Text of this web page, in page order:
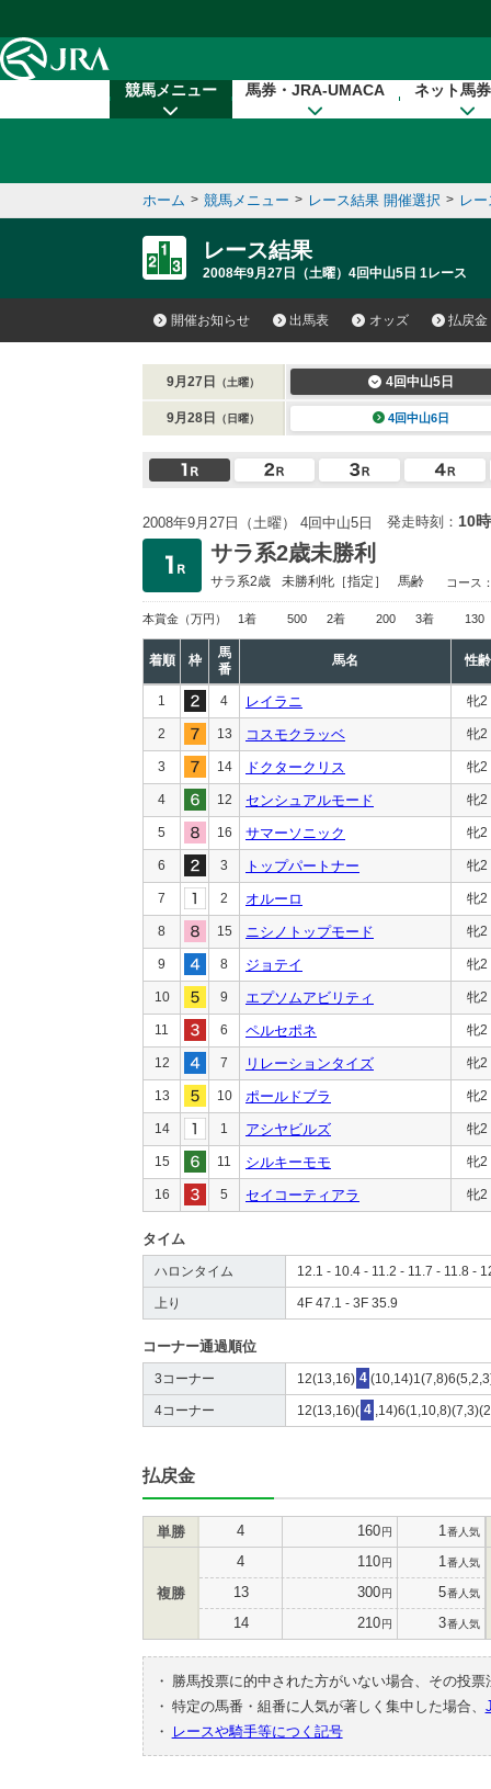
競馬メニュー 馬券・JRA-UMACA ネット馬
ホーム > 競馬メニュー > レース結果 開催選択 > レ
レース結果
2008年9月27日（土曜）4回中山5日 1レース
開催お知らせ 出馬表 オッズ 払戻金
9月27日 （土曜） 4回中山5日
9月28日 （日曜） 4回中山6日
2008年9月27日（土曜） 4回中山5日 発走時刻： 10
サラ系2歳未勝利
サラ系2歳 未勝利牝［指定］ 馬齢 コース
本賞金 （万円） 1着 500 2着 200 3着 130
着順 枠
馬
番
馬名 性齢
1 4 レイラニ 牝2
2 13 コスモクラッベ 牝2
3 14 ドクタークリス 牝2
4 12 センシュアルモード 牝2
5 16 サマーソニック 牝2
6 3 トップパートナー 牝2
7 2 オルーロ 牝2
8 15 ニシノトップモード 牝2
9 8 ジョテイ 牝2
10 9 エプソムアビリティ 牝2
11 6 ペルセポネ 牝2
12 7 リレーションタイズ 牝2
13 10 ポールドブラ 牝2
14 1 アシヤビルズ 牝2
15 11 シルキーモモ 牝2
16 5 セイコーティアラ 牝2
タイム
ハロンタイム 12.1 - 10.4 - 11.2 - 11.7 - 11.8 -
上り 4F 47.1 - 3F 35.9
コーナー通過順位
3コーナー 12(13,16) 4
4コーナー 12(13,16)( 4
払戻金
単勝 4 160円 1 番人気
複勝
4 110円 1 番人気
13 300円 5番人気
14 210円 3番人気
・
勝馬投票に的中された方がいない場合、その投
・ 特定の馬番・組番に人気が著しく集中した場合、
・
レースや騎手等につく記号